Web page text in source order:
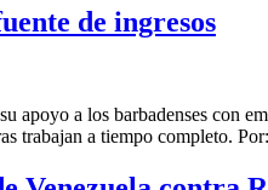
de ingresos
a los barbadenses con
trabajan a tiempo completo.